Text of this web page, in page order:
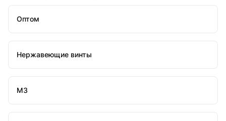
Оптом
Нержавеющие винты
М3